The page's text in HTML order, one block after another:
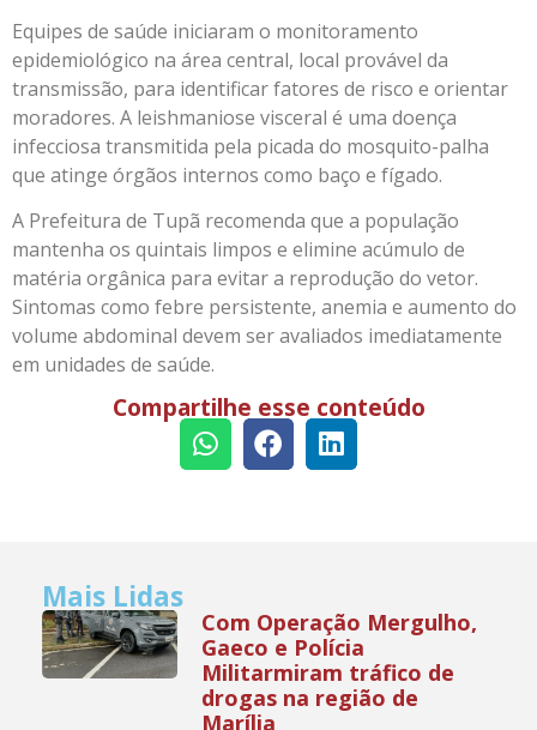
Equipes de saúde iniciaram o monitoramento
epidemiológico na área central, local provável da
transmissão, para identificar fatores de risco e orientar
moradores. A leishmaniose visceral é uma doença
infecciosa transmitida pela picada do mosquito-palha
que atinge órgãos internos como baço e fígado.
A Prefeitura de Tupã recomenda que a população
mantenha os quintais limpos e elimine acúmulo de
matéria orgânica para evitar a reprodução do vetor.
Sintomas como febre persistente, anemia e aumento do
volume abdominal devem ser avaliados imediatamente
em unidades de saúde.
Compartilhe esse conteúdo
Mais Lidas
Com Operação Mergulho,
Gaeco e Polícia
Militarmiram tráfico de
drogas na região de
Marília